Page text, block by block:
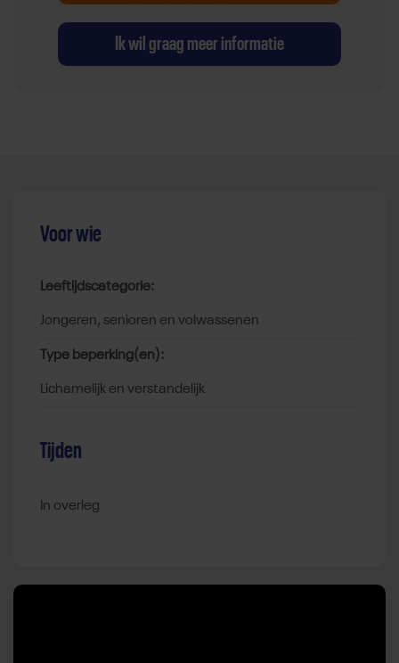
Ik wil graag meer informatie
Voor wie
Leeftijdscategorie:
jongeren, senioren en volwassenen
Type beperking(en):
lichamelijk en verstandelijk
Tijden
In overleg